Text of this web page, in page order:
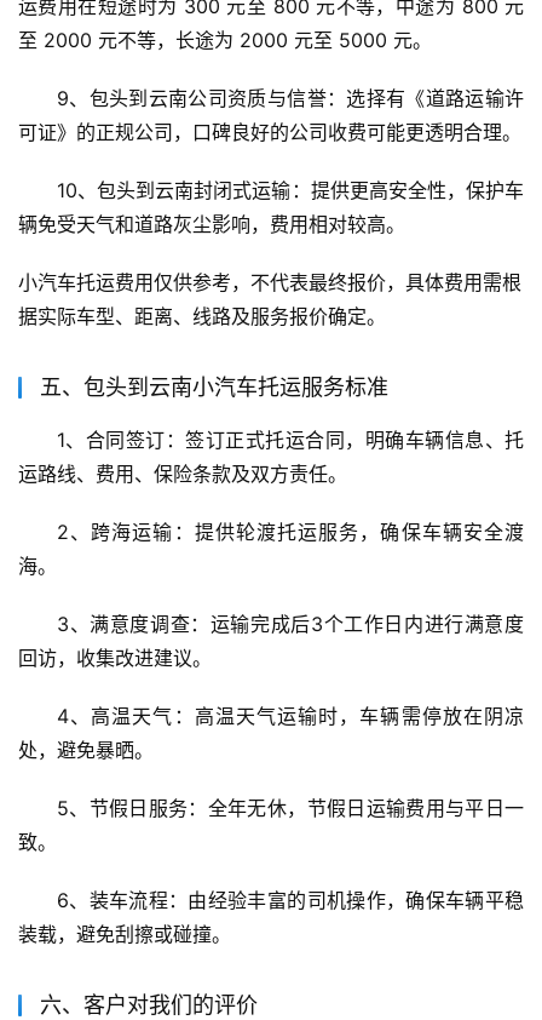
运费用在短途时为 300 元至 800 元不等，中途为 800 元
至 2000 元不等，长途为 2000 元至 5000 元。
9、包头到云南公司资质与信誉：选择有《道路运输许
可证》的正规公司，口碑良好的公司收费可能更透明合理。
10、包头到云南封闭式运输：提供更高安全性，保护车
辆免受天气和道路灰尘影响，费用相对较高。
小汽车托运费用仅供参考，不代表最终报价，具体费用需根
据实际车型、距离、线路及服务报价确定。
五、包头到云南小汽车托运服务标准
1、合同签订：签订正式托运合同，明确车辆信息、托
运路线、费用、保险条款及双方责任。
2、跨海运输：提供轮渡托运服务，确保车辆安全渡
海。
3、满意度调查：运输完成后3个工作日内进行满意度
回访，收集改进建议。
4、高温天气：高温天气运输时，车辆需停放在阴凉
处，避免暴晒。
5、节假日服务：全年无休，节假日运输费用与平日一
致。
6、装车流程：由经验丰富的司机操作，确保车辆平稳
装载，避免刮擦或碰撞。
六、客户对我们的评价